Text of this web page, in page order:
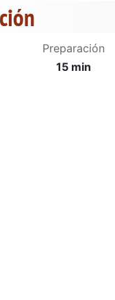
Preparación
15 min